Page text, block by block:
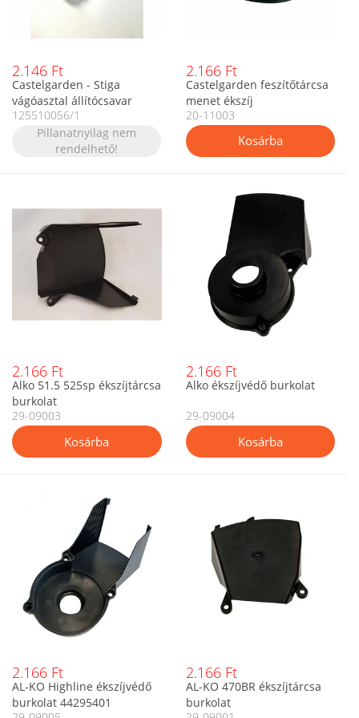
2.146 Ft
Castelgarden - Stiga
vágóasztal állítócsavar
125510056/1
Pillanatnyilag nem
rendelhető!
2.166 Ft
Castelgarden feszítőtárcsa
menet ékszíj
20-11003
2.166 Ft
Alko 51.5 525sp ékszíjtárcsa
burkolat
29-09003
2.166 Ft
Alko ékszíjvédő burkolat
29-09004
2.166 Ft
AL-KO Highline ékszíjvédő
burkolat 44295401
2.166 Ft
AL-KO 470BR ékszíjtárcsa
burkolat